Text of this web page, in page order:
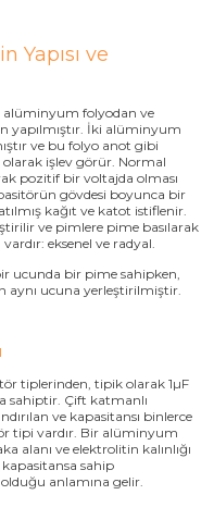
Yapısı ve
folyodan ve
yapılmıştır. İki alüminyum
ve bu folyo anot gibi
işlev görür. Normal
pozitif bir voltajda olması
gövdesi boyunca bir
kağıt ve katot istiflenir.
ve pimlere pime basılarak
eksenel ve radyal.
ucunda bir pime sahipken,
aynı ucuna yerleştirilmiştir.
tiplerinden, tipik olarak 1µF
sahiptir. Çift katmanlı
ve kapasitansı binlerce
tipi vardır. Bir alüminyum
alanı ve elektrolitin kalınlığı
sahip
anlamına gelir.